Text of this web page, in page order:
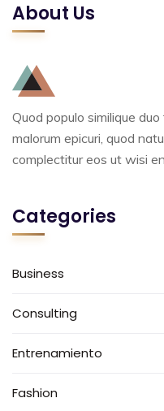
About Us
Quod populo similique
malorum epicuri, quod
complectitur eos ut wisi
Categories
Business
Consulting
Entrenamiento
Fashion